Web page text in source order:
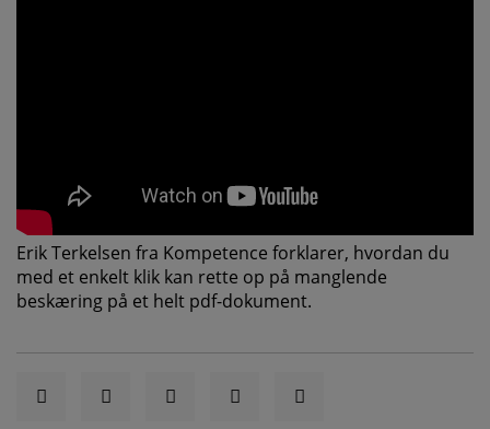
Erik Terkelsen fra Kompetence forklarer, hvordan du
med et enkelt klik kan rette op på manglende
beskæring på et helt pdf-dokument.